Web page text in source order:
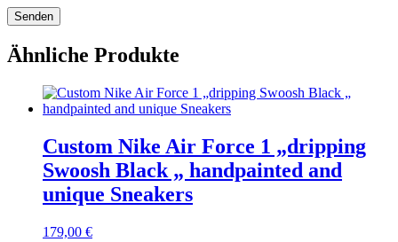
Ähnliche Produkte
Custom Nike Air Force 1 „dripping
Swoosh Black „ handpainted and
unique Sneakers
179,00 €